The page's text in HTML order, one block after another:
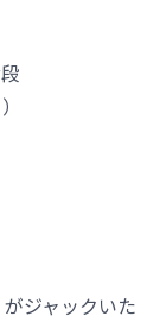
ジャックいた